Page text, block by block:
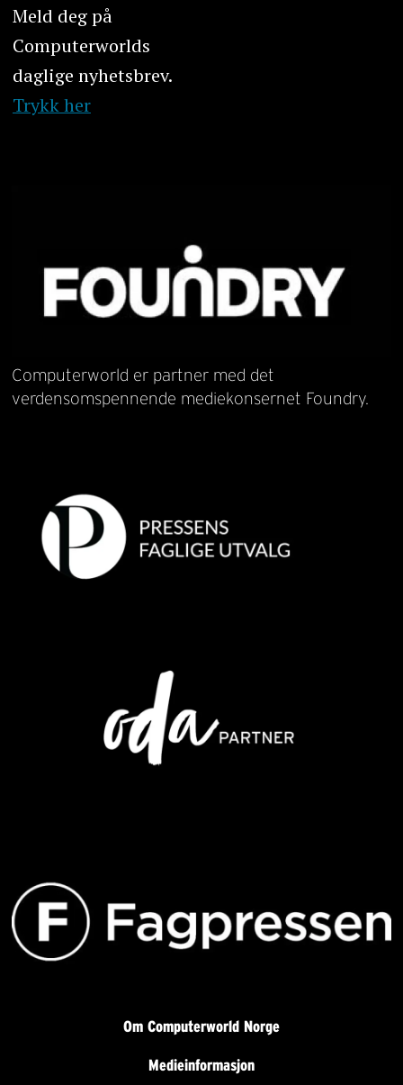
Meld deg på
Computerworlds
daglige nyhetsbrev.
Trykk her
Computerworld er partner med det
verdensomspennende mediekonsernet Foundry.
Om Computerworld Norge
Medieinformasjon